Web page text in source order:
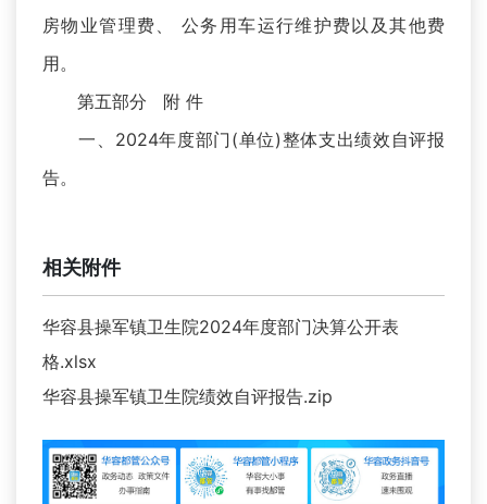
房物业管理费、 公务用车运行维护费以及其他费
用。
第五部分 附 件
一、2024年度部门(单位)整体支出绩效自评报
告。
相关附件
华容县操军镇卫生院2024年度部门决算公开表
格.xlsx
华容县操军镇卫生院绩效自评报告.zip